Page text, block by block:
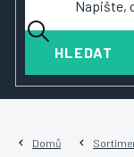
HLEDAT
Domů